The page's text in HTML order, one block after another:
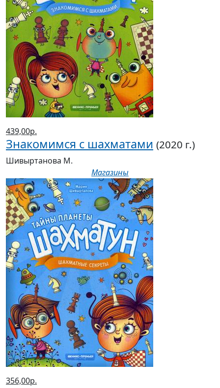
439,00р.
Знакомимся с шахматами (2020 г.)
Шивыртанова М.
Магазины
356,00р.